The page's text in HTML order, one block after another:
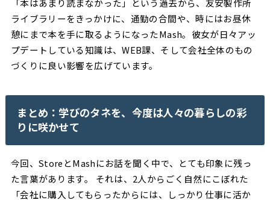
ライブラリーをきっかけに、通勤の合間や、時にはお昼休
憩にまで本を手に取るようになったMash。彼女が日々アッ
プデートしている知識は、WEB課、そして会社全体のもの
づくりに良い影響を広げています。
まとめ：学びのタネを、今度は人々の暮らしの彩
りに咲かせて
今回、StoreとMashにお話を聞く中で、とても印象に残っ
た言葉があります。 それは、2人からごく自然にこぼれた
「会社に購入してもらったからには、しっかり仕事に活か